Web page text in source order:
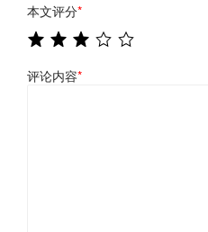
本文评分*
评论内容*